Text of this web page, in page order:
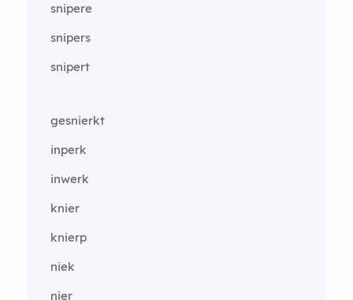
snipere
snipers
snipert
gesnierkt
inperk
inwerk
knier
knierp
niek
nier